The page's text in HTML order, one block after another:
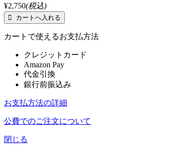
¥2,750(税込)
カートで使えるお支払方法
クレジットカード
Amazon Pay
代金引換
銀行前振込み
お支払方法の詳細
公費でのご注文について
閉じる